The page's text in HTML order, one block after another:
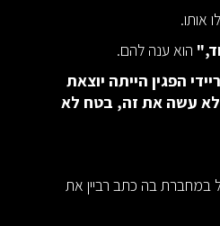
אותו.
הוא ענה להם.
הפגין הייתה יוצאת
לא עשה את זה, בטח לא
במחברת בה כתב רביין את